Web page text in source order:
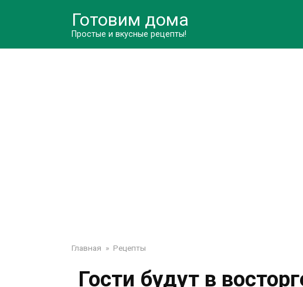
Готовим дома
Простые и вкусные рецепты!
Главная » Рецепты
Гости будут в